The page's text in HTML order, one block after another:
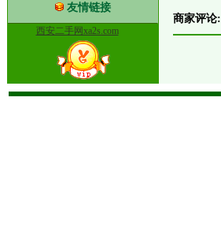
友情链接
西安二手网xa2s.com
商家评论: